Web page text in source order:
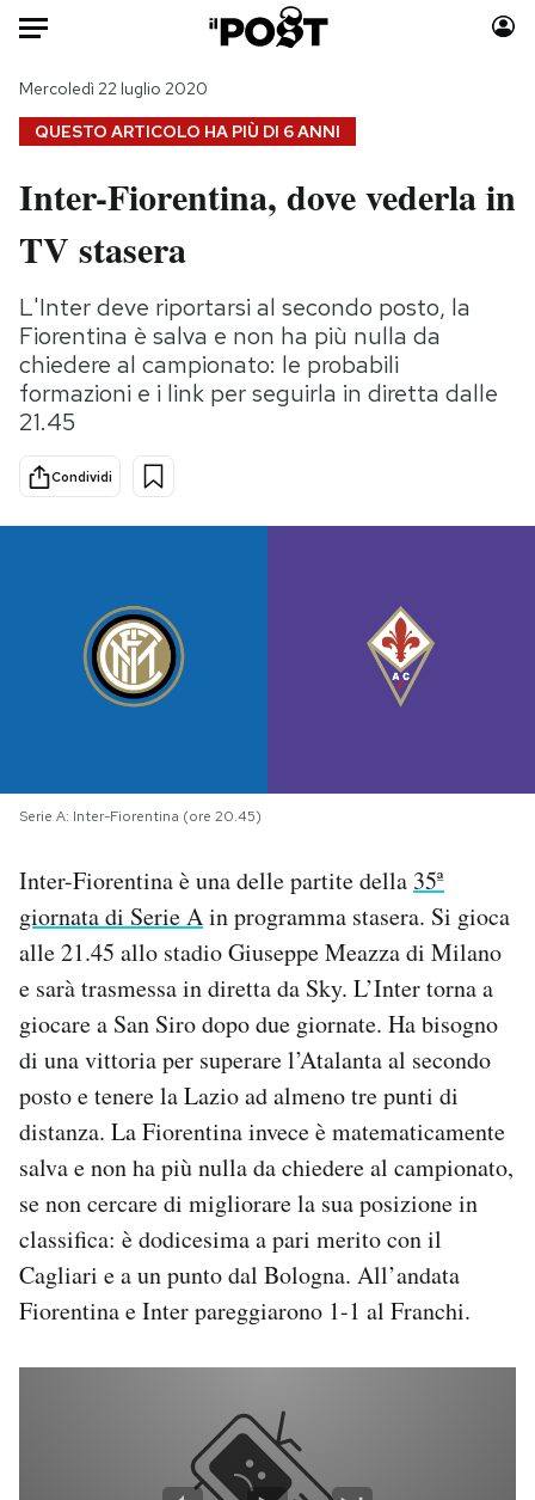
HOME
Italia
Politica
Tecnologia
Internet
Scienza
Cultura
Sport
Moda
Storie/Idee
Ok Boomer!
Media
Europa
NEWSLETTER
SHOP
AREA PERSONALE
Area Personale
Newsletter
Notifiche mobile
Regala il Post
Esci
QUESTO ARTICOLO HA PIÙ DI 6 ANNI
Mercoledì 22 luglio 2020
Inter-Fiorentina, dove vederla in
TV stasera
L'Inter deve riportarsi al secondo posto, la
Fiorentina è salva e non ha più nulla da
chiedere al campionato: le probabili
formazioni e i link per seguirla in diretta dalle
21.45
Condividi
Serie A: Inter-Fiorentina (ore 20.45)
Inter-Fiorentina è una delle partite della 35ª
giornata di Serie Ain programma stasera. Si gioca
alle 21.45 allo stadio Giuseppe Meazza di Milano
e sarà trasmessa in diretta da Sky. L’Inter torna a
giocare a San Siro dopo due giornate. Ha bisogno
di una vittoria per superare l’Atalanta al secondo
posto e tenere la Lazio ad almeno tre punti di
distanza. La Fiorentina invece è matematicamente
salva e non ha più nulla da chiedere al campionato,
se non cercare di migliorare la sua posizione in
classifica: è dodicesima a pari merito con il
Cagliari e a un punto dal Bologna. All’andata
Fiorentina e Inter pareggiarono 1-1 al Franchi.